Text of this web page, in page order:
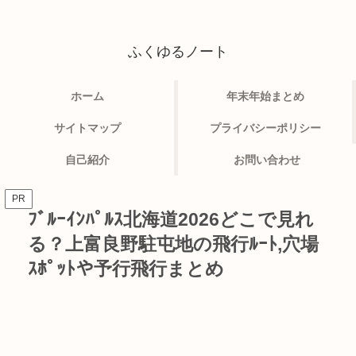
ふくゆるノート
ホーム 年末年始まとめ
サイトマップ プライバシーポリシー
自己紹介 お問い合わせ
PR
ﾌﾞﾙｰｲﾝﾊﾟﾙｽ北海道2026どこで見れ
る？上富良野駐屯地の飛行ﾙｰﾄ,穴場
ｽﾎﾟｯﾄや予行飛行まとめ